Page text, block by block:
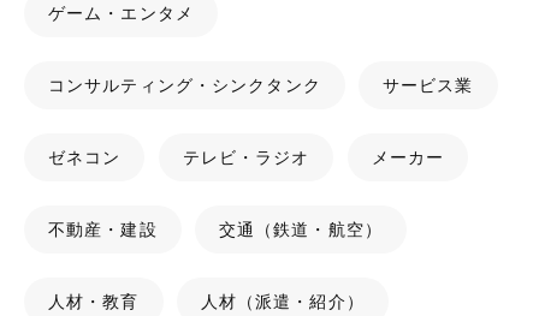
ゲーム・エンタメ
コンサルティング・シンクタンク サービス業
ゼネコン テレビ・ラジオ メーカー
不動産・建設 交通（鉄道・航空）
人材・教育 人材（派遣・紹介）